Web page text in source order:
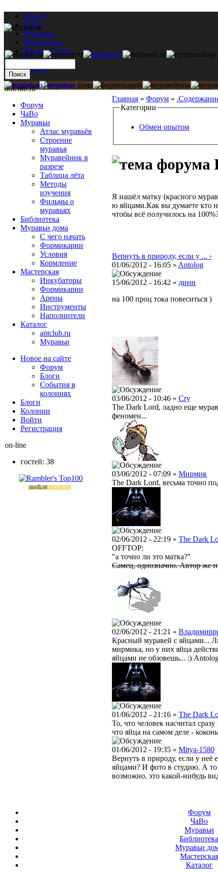
Форум
ЧаВо
Муравьи
Библиотека
Муравьи дома
Мастерская
Каталог
Главная » Форум »
Категории
Обмен опытом
Я нашёл матку (красного
ю яйцами.Как вы думаете кто
чтобы всё получилось на
Вернуть в природу, если у ... ›
01/06/2012 - 16:05 » Antolog
15/06/2012 - 16:42 » динн
на 100 проц тока повеситься )
03/06/2012 - 10:46 » Cry
The Dark Lord, ладно еще
феномен...
03/06/2012 - 07:09 » Мирмик
The Dark Lord, весьма точно
02/06/2012 - 22:19 » The Dark
OFFTOP:
"а точно ли это матка?"
Самец, однозначно. Автор же
02/06/2012 - 21:21 »
Красный муравей с яйцами...
мирмика, но у них яйца
яйцами не обзовешь... :)
01/06/2012 - 21:16 » The Dark
То, что человек насчитал
что яйца на самом деле -
01/06/2012 - 19:35 » Mitya-1580
Вернуть в природу, если у неё
яйцами? И фото в студию. А
возможно, это какой-нибудь
antclub.ru
Форум
ЧаВо
Муравьи
Атлас муравьёв
Строение
муравья
Муравейник в
разрезе
Таблица лёта
Методы
изучения
Фильмы о
муравьях
Библиотека
Муравьи дома
С чего начать
Формикарии
Условия
Кормление
Мастерская
Инкубаторы
Формикарии
Арены
Инструменты
Наполнители
Каталог
antclub.ru
Муравьи
Новое на сайте
Форум
Блоги
События в
колониях
Блоги
Колонии
Войти
Peгиcтpaция
on-line
гостей: 38
Форум
ЧаВо
Муравьи
Муравьи
Мастерская
Каталог